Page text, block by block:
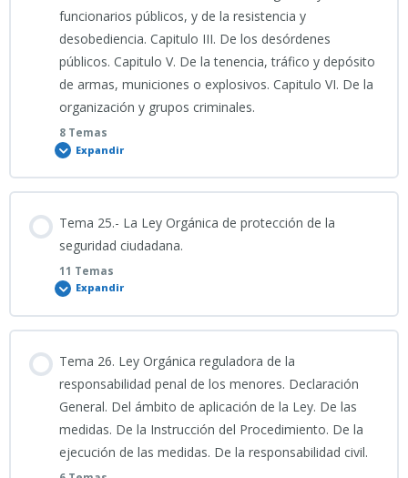
INFOGRAFÍA TEMA 23 ESPECÍFICO
ALUMNOS_TEMA 23 ESPECÍFICO
23_PRESENTACIÓN_TEMA 23 ESPECÍFICO 2026
16_03_2026_Clase grabada TEMA 23 ESPECÍFICO
funcionarios públicos, y de la resistencia y
desobediencia. Capitulo III. De los desórdenes
públicos. Capitulo V. De la tenencia, tráfico y depósito
de armas, municiones o explosivos. Capitulo VI. De la
organización y grupos criminales.
8 Temas
Expandir
0% COMPLETADO 0/8 Pasos
PODCAST TEMA 24 ESPECÍFICO
MÍO_TEMA 24 ESPECÍFICO
VÍDEO EXPLICATIVO TEMA 24 ESPECÍFICO
Tema 25.- La Ley Orgánica de protección de la
seguridad ciudadana.
11 Temas
Expandir
0% COMPLETADO 0/11 Pasos
PODCAST TEMA 25 ESPECÍFICO
Tema 26. Ley Orgánica reguladora de la
responsabilidad penal de los menores. Declaración
General. Del ámbito de aplicación de la Ley. De las
medidas. De la Instrucción del Procedimiento. De la
ejecución de las medidas. De la responsabilidad civil.